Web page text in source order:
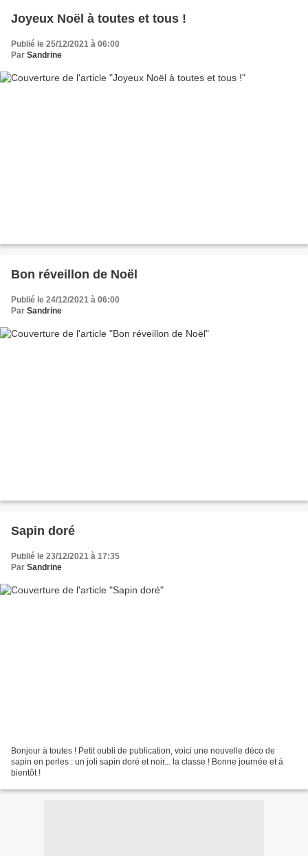
Joyeux Noël à toutes et tous !
Publié le 25/12/2021 à 06:00
Par Sandrine
Bon réveillon de Noël
Publié le 24/12/2021 à 06:00
Par Sandrine
Sapin doré
Publié le 23/12/2021 à 17:35
Par Sandrine
Bonjour à toutes ! Petit oubli de publication, voici une nouvelle déco de
sapin en perles : un joli sapin doré et noir... la classe ! Bonne journée et à
bientôt !